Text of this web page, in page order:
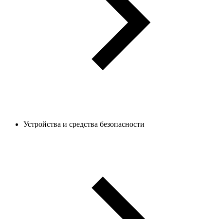
Устройства и средства безопасности